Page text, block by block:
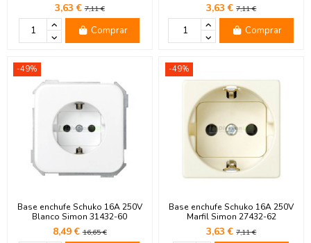
3,63 €7,11 €
Comprar
3,63 €7,11 €
Comprar
-49%
Base enchufe Schuko 16A 250V
Blanco Simon 31432-60
8,49 €16,65 €
-49%
Base enchufe Schuko 16A 250V
Marfil Simon 27432-62
3,63 €7,11 €